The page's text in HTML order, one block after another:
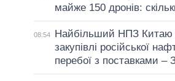
майже 150 дронів:
08:54
Найбільший НПЗ Китаю
закупівлі російської
перебої з поставками –